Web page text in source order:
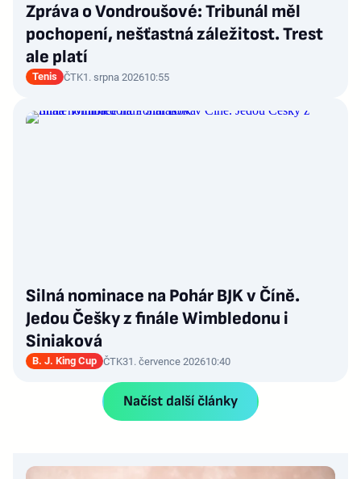
Zpráva o Vondroušové: Tribunál měl
pochopení, nešťastná záležitost. Trest
ale platí
Tenis ČTK1. srpna 202610:55
Silná nominace na Pohár BJK v Číně.
Jedou Češky z finále Wimbledonu i
Siniaková
B. J. King Cup ČTK31. července 202610:40
Načíst další články